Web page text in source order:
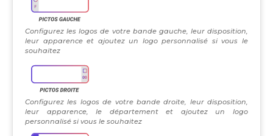
Configurez les logos de votre bande gauche, leur disposition,
leur apparence et ajoutez un logo personnalisé si vous le
souhaitez
Configurez les logos de votre bande droite, leur disposition,
leur apparence, le département et ajoutez un logo
personnalisé si vous le souhaitez